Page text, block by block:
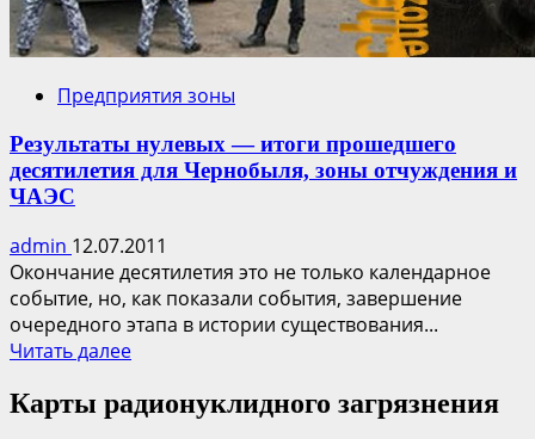
Предприятия зоны
Результаты нулевых — итоги прошедшего
десятилетия для Чернобыля, зоны отчуждения и
ЧАЭС
admin 12.07.2011
Окончание десятилетия это не только календарное
событие, но, как показали события, завершение
очередного этапа в истории существования...
Читать далееПрочитать
о
Карты радионуклидного загрязнения